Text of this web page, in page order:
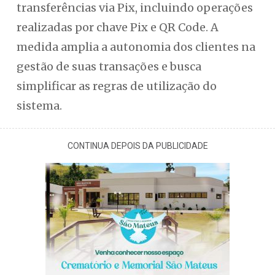
transferências via Pix, incluindo operações
realizadas por chave Pix e QR Code. A
medida amplia a autonomia dos clientes na
gestão de suas transações e busca
simplificar as regras de utilização do
sistema.
CONTINUA DEPOIS DA PUBLICIDADE